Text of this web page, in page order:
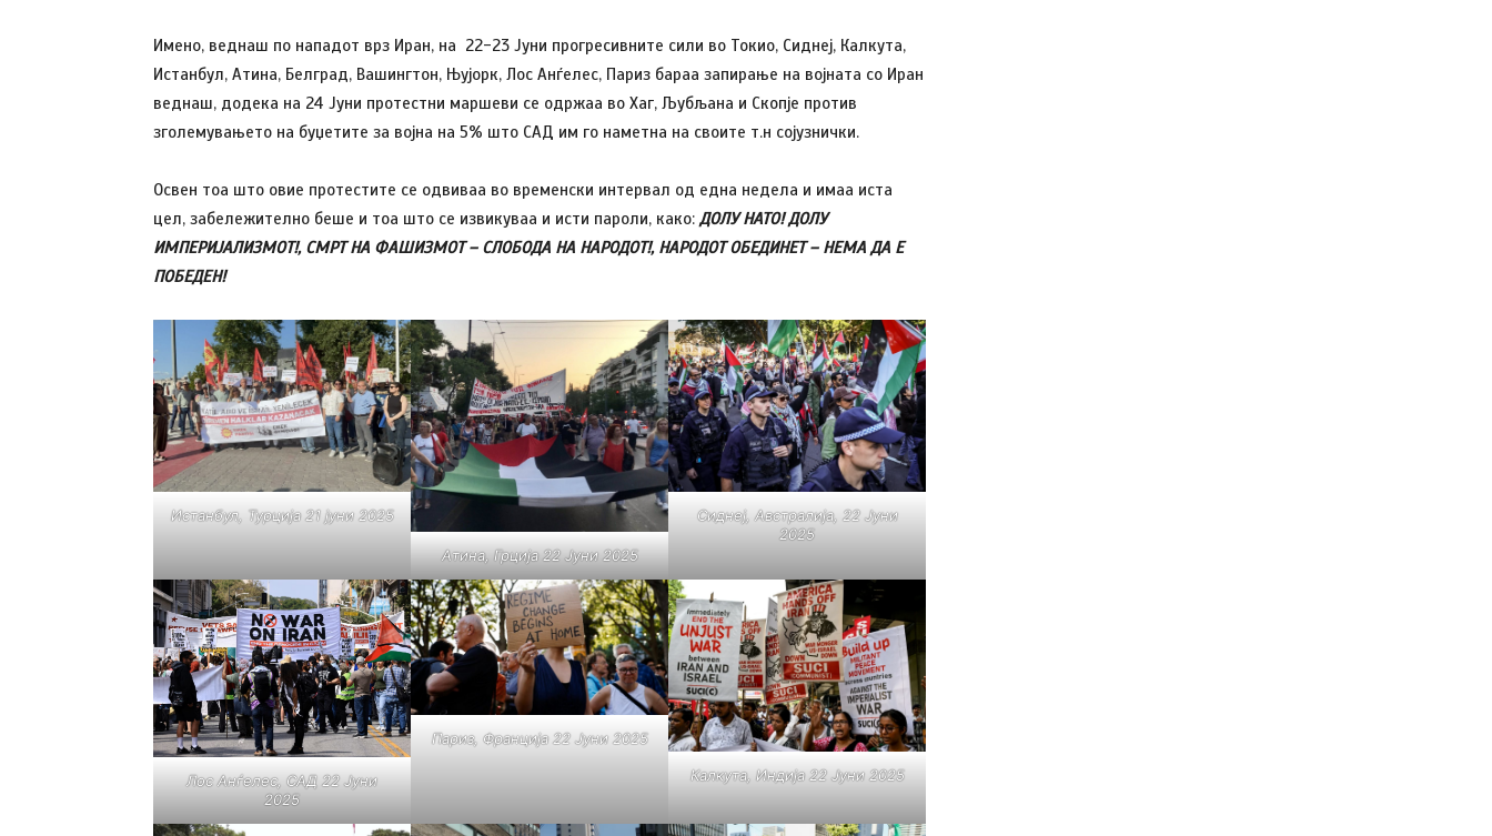
Имено, веднаш по нападот врз Иран, на 22-23 Јуни прогресивните сили во Токио, Сиднеј, Калкута,
Истанбул, Атина, Белград, Вашингтон, Њујорк, Лос Анѓелес, Париз бараа запирање на војната со Иран
веднаш, додека на 24 Јуни протестни маршеви се одржаа во Хаг, Љубљана и Скопје против
зголемувањето на буџетите за војна на 5% што САД им го наметна на своите т.н сојузнички.
Освен тоа што овие протестите се одвиваа во временски интервал од една недела и имаа иста
цел, забележително беше и тоа што се извикуваа и исти пароли, како: ДОЛУ НАТО! ДОЛУ
ИМПЕРИЈАЛИЗМОТ!, СМРТ НА ФАШИЗМОТ – СЛОБОДА НА НАРОДОТ!, НАРОДОТ ОБЕДИНЕТ – НЕМА ДА Е
ПОБЕДЕН!
Истанбул, Турција 21 јуни 2025
Атина, Грција 22 Јуни 2025
Сиднеј, Австралија, 22 Јуни
2025
Лос Анѓелес, САД 22 Јуни
2025
Париз, Франција 22 Јуни 2025
Калкута, Индија 22 Јуни 2025